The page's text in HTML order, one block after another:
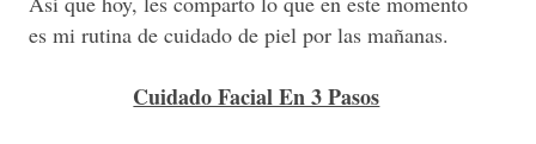
es mi rutina de cuidado de piel por las mañanas.
Cuidado Facial En 3 Pasos